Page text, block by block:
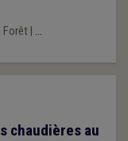
Forêt| ...
chaudières au